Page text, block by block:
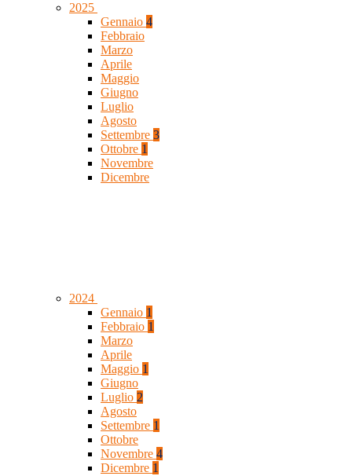
2025
Gennaio 4
Febbraio
Marzo
Aprile
Maggio
Giugno
Luglio
Agosto
Settembre 3
Ottobre 1
Novembre
Dicembre
2024
Gennaio 1
Febbraio 1
Marzo
Aprile
Maggio 1
Giugno
Luglio 2
Agosto
Settembre 1
Ottobre
Novembre 4
Dicembre 1